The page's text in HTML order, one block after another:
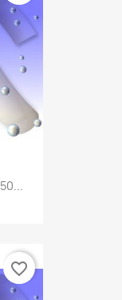
favorite_border